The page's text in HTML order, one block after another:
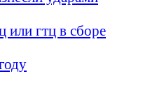
или гтц в сборе